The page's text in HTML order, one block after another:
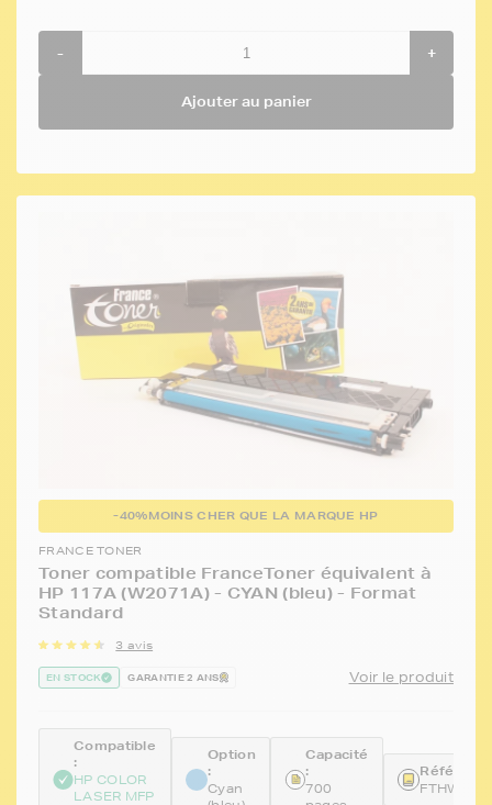
- +
Ajouter au panier
-40%MOINS CHER QUE LA MARQUE HP
FRANCE TONER
Toner compatible FranceToner équivalent à
HP 117A (W2071A) - CYAN (bleu) - Format
Standard
3 avis
EN STOCK GARANTIE 2 ANS Voir le produit
Compatible
:
HP COLOR
LASER MFP
Option
:
Cyan
Capacité
:
700